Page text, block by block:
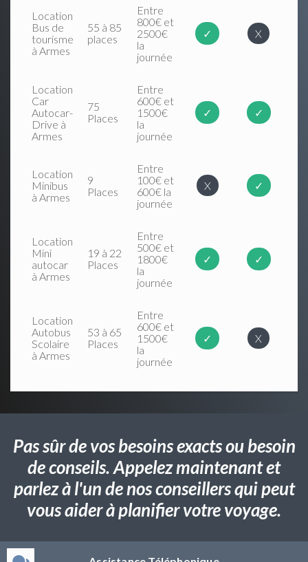
Location
Bus de
tourisme
à Armes
55 à 85
places
Entre
800€ et
2500€
la
journée
✓ X
Location
Car
Autocar-
Drive à
Armes
75
Places
Entre
600€ et
1500€
la
journée
✓ ✓
Location
Minibus
à Armes
9
Places
Entre
100€ et
600€ la
journée
X ✓
Location
Mini
autocar
à Armes
19 à 22
Places
Entre
500€ et
1800€
la
journée
✓ ✓
Location
Autobus
Scolaire
à Armes
53 à 65
Places
Entre
600€ et
1500€
la
journée
✓ X
Pas sûr de vos besoins exacts ou besoin
de conseils. Appelez maintenant et
parlez à l'un de nos conseillers qui peut
vous aider à planifier votre voyage.